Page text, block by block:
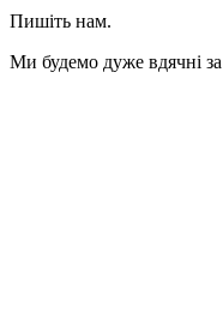
Пишіть нам.
Ми будемо дуже вдячні